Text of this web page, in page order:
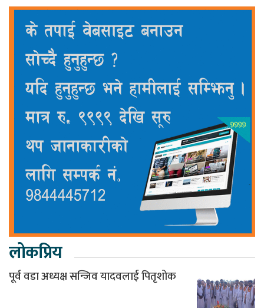
लोकप्रिय
पूर्व वडा अध्यक्ष सन्जिव यादवलाई पितृशोक